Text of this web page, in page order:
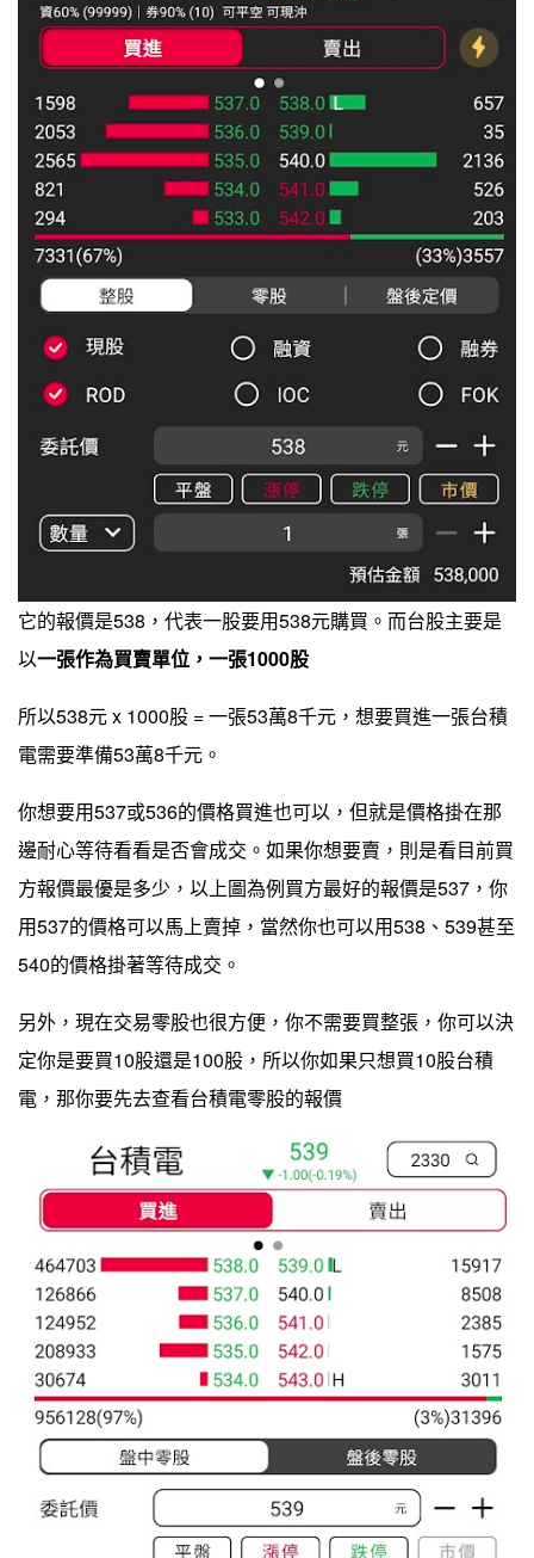
它的報價是538，代表一股要用538元購買。而台股主要是
以一張作為買賣單位，一張1000股
所以538元 x 1000股 = 一張53萬8千元，想要買進一張台積
電需要準備53萬8千元。
你想要用537或536的價格買進也可以，但就是價格掛在那
邊耐心等待看看是否會成交。如果你想要賣，則是看目前買
方報價最優是多少，以上圖為例買方最好的報價是537，你
用537的價格可以馬上賣掉，當然你也可以用538、539甚至
540的價格掛著等待成交。
另外，現在交易零股也很方便，你不需要買整張，你可以決
定你是要買10股還是100股，所以你如果只想買10股台積
電，那你要先去查看台積電零股的報價